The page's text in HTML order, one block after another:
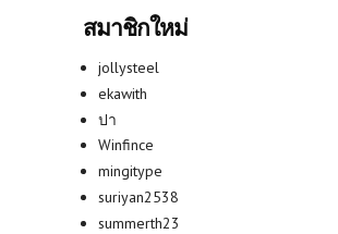
สมาชิกใหม่
jollysteel
ekawith
ปา
Winfince
mingitype
suriyan2538
summerth23